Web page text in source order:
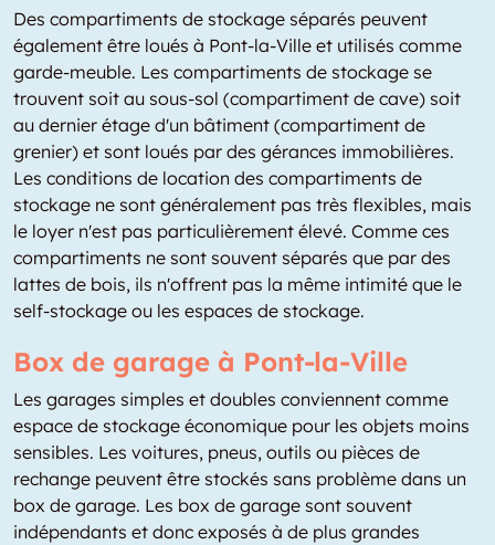
Des compartiments de stockage séparés peuvent
également être loués à Pont-la-Ville et utilisés comme
garde-meuble. Les compartiments de stockage se
trouvent soit au sous-sol (compartiment de cave) soit
au dernier étage d'un bâtiment (compartiment de
grenier) et sont loués par des gérances immobilières.
Les conditions de location des compartiments de
stockage ne sont généralement pas très flexibles, mais
le loyer n'est pas particulièrement élevé. Comme ces
compartiments ne sont souvent séparés que par des
lattes de bois, ils n'offrent pas la même intimité que le
self-stockage ou les espaces de stockage.
Box de garage à Pont-la-Ville
Les garages simples et doubles conviennent comme
espace de stockage économique pour les objets moins
sensibles. Les voitures, pneus, outils ou pièces de
rechange peuvent être stockés sans problème dans un
box de garage. Les box de garage sont souvent
indépendants et donc exposés à de plus grandes